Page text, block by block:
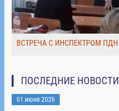
ВСТРЕЧА С ИНСПЕКТРОМ ПДН
ПОСЛЕДНИЕ НОВОСТИ
01 июня 2026